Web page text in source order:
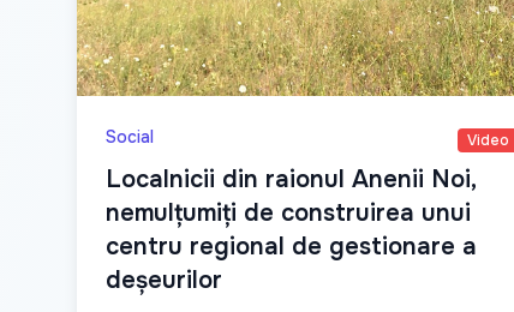
Social Video
Localnicii din raionul Anenii Noi,
nemulțumiți de construirea unui
centru regional de gestionare a
deșeurilor